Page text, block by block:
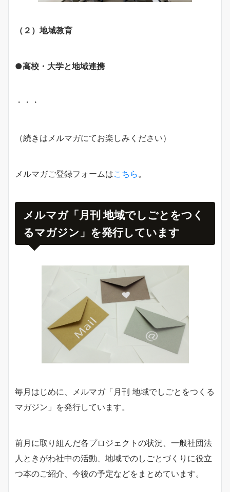
（２）地域教育
●高校・大学と地域連携
・・・
（続きはメルマガにてお楽しみください）
メルマガご登録フォームはこちら 。
メルマガ「月刊 地域でしごとをつく
るマガジン」を発行しています
毎月はじめに、メルマガ「月刊 地域でしごとをつくる
マガジン」を発行しています。
前月に取り組んだ各プロジェクトの状況、一般社団法
人ときがわ社中の活動、地域でのしごとづくりに役立
つ本のご紹介、今後の予定などをまとめています。